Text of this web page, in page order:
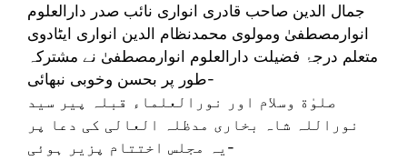
جمال الدین صاحب قادری انواری نائب صدر دارالعلوم
انوارمصطفیٰ ومولوی محمدنظام الدین انواری ایٹادوی
متعلم درجۂ فضیلت دارالعلوم انوارمصطفیٰ نے مشترکہ
طور پر بحسن وخوبی نبھائی-
صلوٰة وسلام اور نورالعلماء قبلہ پیر سید
نوراللہ شاہ بخاری مدظلہ العالی کی دعا پر
یہ مجلس اختتام پزیر ہوئی-